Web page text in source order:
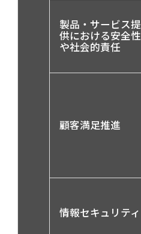
製品・サービス提
供における安全性
や社会的責任
顧客満足推進
情報セキュリティ